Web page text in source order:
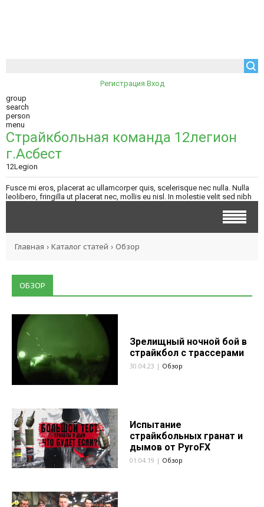
Регистрация Вход
group
search
person
menu
Страйкбольная команда 12легион
г.Асбест
12Legion
Fusce mi eros, placerat ac ullamcorper quis, scelerisque nec nulla. Nulla
leolibero, fringilla ut placerat nec, mollis eu nisl. In molestie velit sed nibh
Главная › Каталог статей › Обзор
ОБЗОР
Зрелищный ночной бой в
страйкбол с трассерами
30.04.23 | Обзор
Испытание
страйкбольных гранат и
дымов от PyroFX
01.04.19 | Обзор